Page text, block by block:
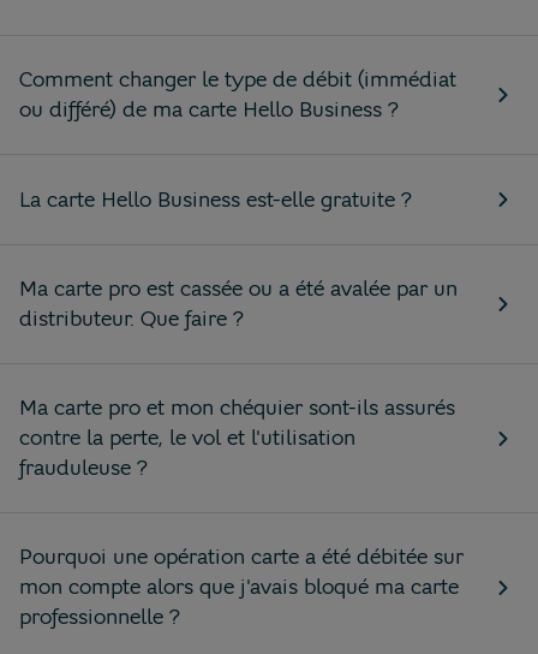
Comment changer le type de débit (immédiat
ou différé) de ma carte Hello Business ?
La carte Hello Business est-elle gratuite ?
Ma carte pro est cassée ou a été avalée par un
distributeur. Que faire ?
Ma carte pro et mon chéquier sont-ils assurés
contre la perte, le vol et l'utilisation
frauduleuse ?
Pourquoi une opération carte a été débitée sur
mon compte alors que j'avais bloqué ma carte
professionnelle ?